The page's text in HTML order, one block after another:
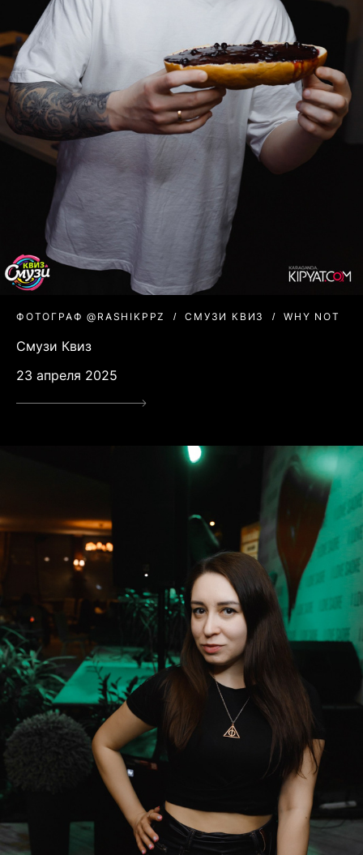
ФОТОГРАФ @RASHIKPPZ СМУЗИ КВИЗ WHY NOT
Смузи Квиз
23 апреля 2025